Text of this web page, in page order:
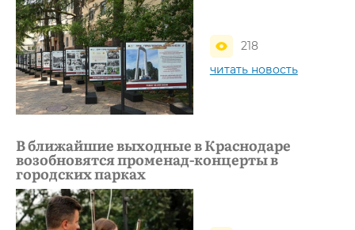
218
читать новость
В ближайшие выходные в Краснодаре
возобновятся променад-концерты в
городских парках